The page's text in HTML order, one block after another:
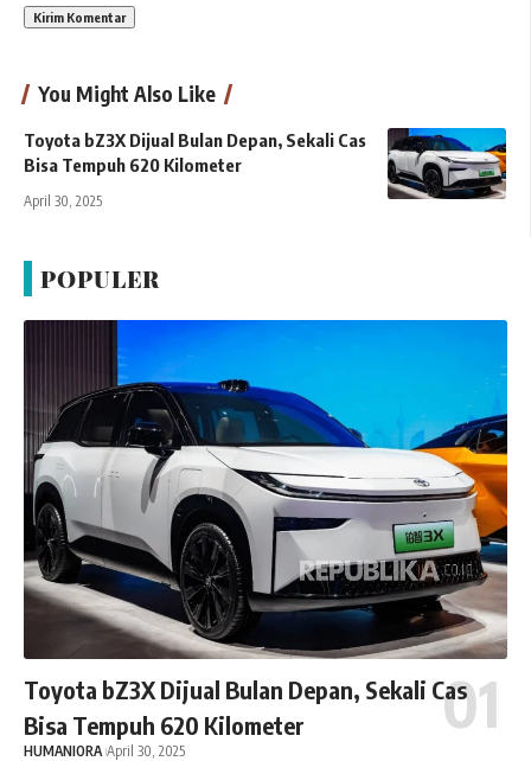
You Might Also Like
Toyota bZ3X Dijual Bulan Depan, Sekali Cas
Bisa Tempuh 620 Kilometer
April 30, 2025
POPULER
Toyota bZ3X Dijual Bulan Depan, Sekali Cas
Bisa Tempuh 620 Kilometer
HUMANIORA April 30, 2025